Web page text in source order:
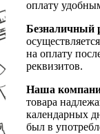
оплату
Безналичный
на оплату
реквизитов.
Наша
товара
календарных
был в